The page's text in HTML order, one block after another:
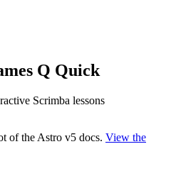
Q Quick
Scrimba lessons
of the Astro v5 docs. View the